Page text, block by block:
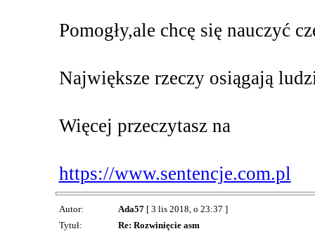
Pomogły,ale chcę się nauczyć
Największe rzeczy osiągają
Więcej przeczytasz na
https://www.sentencje.com.pl
Autor: Ada57[ 3 lis 2018, o 23:37 ]
Tytuł:
Re: Rozwinięcie asm